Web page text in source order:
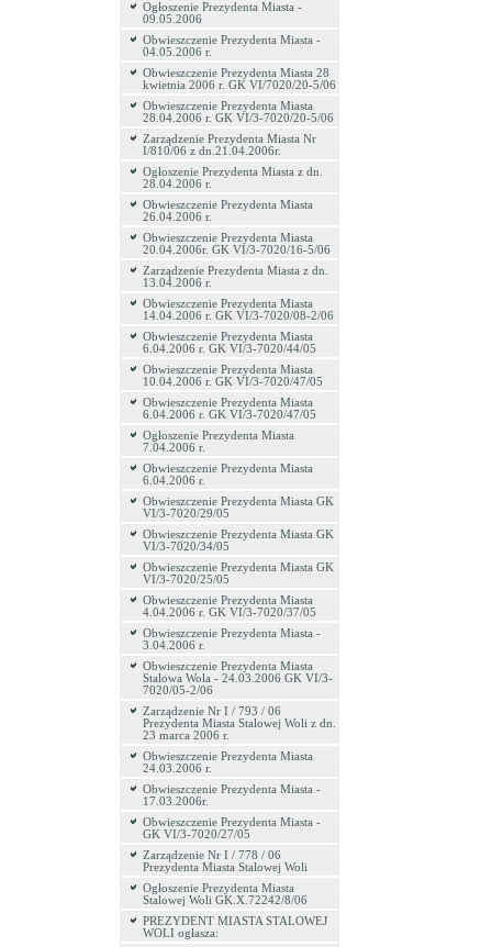
Ogłoszenie Prezydenta Miasta -
09.05.2006
Obwieszczenie Prezydenta Miasta -
04.05.2006 r.
Obwieszczenie Prezydenta Miasta 28
kwietnia 2006 r. GK VI/7020/20-5/06
Obwieszczenie Prezydenta Miasta
28.04.2006 r. GK VI/3-7020/20-5/06
Zarządzenie Prezydenta Miasta Nr
I/810/06 z dn.21.04.2006r.
Ogłoszenie Prezydenta Miasta z dn.
28.04.2006 r.
Obwieszczenie Prezydenta Miasta
26.04.2006 r.
Obwieszczenie Prezydenta Miasta
20.04.2006r. GK VI/3-7020/16-5/06
Zarządzenie Prezydenta Miasta z dn.
13.04.2006 r.
Obwieszczenie Prezydenta Miasta
14.04.2006 r. GK VI/3-7020/08-2/06
Obwieszczenie Prezydenta Miasta
6.04.2006 r. GK VI/3-7020/44/05
Obwieszczenie Prezydenta Miasta
10.04.2006 r. GK VI/3-7020/47/05
Obwieszczenie Prezydenta Miasta
6.04.2006 r. GK VI/3-7020/47/05
Ogłoszenie Prezydenta Miasta
7.04.2006 r.
Obwieszczenie Prezydenta Miasta
6.04.2006 r.
Obwieszczenie Prezydenta Miasta GK
VI/3-7020/29/05
Obwieszczenie Prezydenta Miasta GK
VI/3-7020/34/05
Obwieszczenie Prezydenta Miasta GK
VI/3-7020/25/05
Obwieszczenie Prezydenta Miasta
4.04.2006 r. GK VI/3-7020/37/05
Obwieszczenie Prezydenta Miasta -
3.04.2006 r.
Obwieszczenie Prezydenta Miasta
Stalowa Wola - 24.03.2006 GK VI/3-
7020/05-2/06
Zarządzenie Nr I / 793 / 06
Prezydenta Miasta Stalowej Woli z dn.
23 marca 2006 r.
Obwieszczenie Prezydenta Miasta
24.03.2006 r.
Obwieszczenie Prezydenta Miasta -
17.03.2006r.
Obwieszczenie Prezydenta Miasta -
GK VI/3-7020/27/05
Zarządzenie Nr I / 778 / 06
Prezydenta Miasta Stalowej Woli
Ogłoszenie Prezydenta Miasta
Stalowej Woli GK.X.72242/8/06
PREZYDENT MIASTA STALOWEJ
WOLI ogłasza: